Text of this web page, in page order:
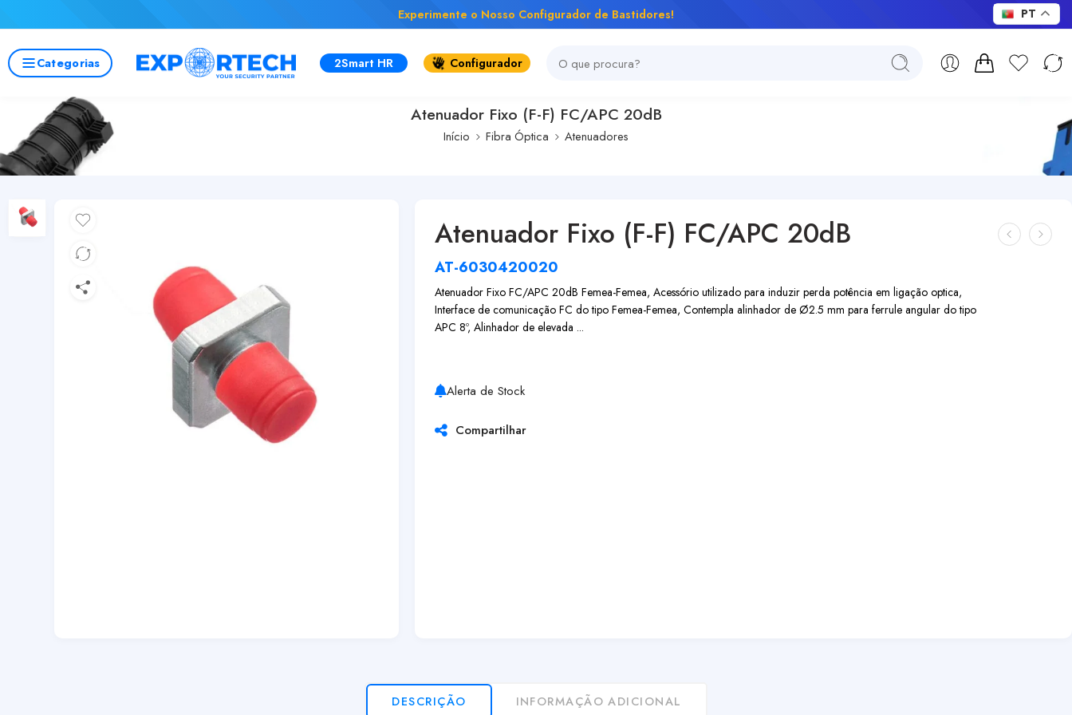
Experimente o Nosso Configurador de Bastidores!
Categorias 2Smart HR Configurador
Atenuador Fixo (F-F) FC/APC 20dB
Início Fibra Óptica Atenuadores
Atenuador Fixo (F-F) FC/APC 20dB
AT-6030420020
Atenuador Fixo FC/APC 20dB Femea-Femea, Acessório utilizado para induzir perda potência em ligação optica,
Interface de comunicação FC do tipo Femea-Femea, Contempla alinhador de Ø2.5 mm para ferrule angular do tipo
APC 8º, Alinhador de elevada ...
Alerta de Stock
Compartilhar
DESCRIÇÃO INFORMAÇÃO ADICIONAL
PT